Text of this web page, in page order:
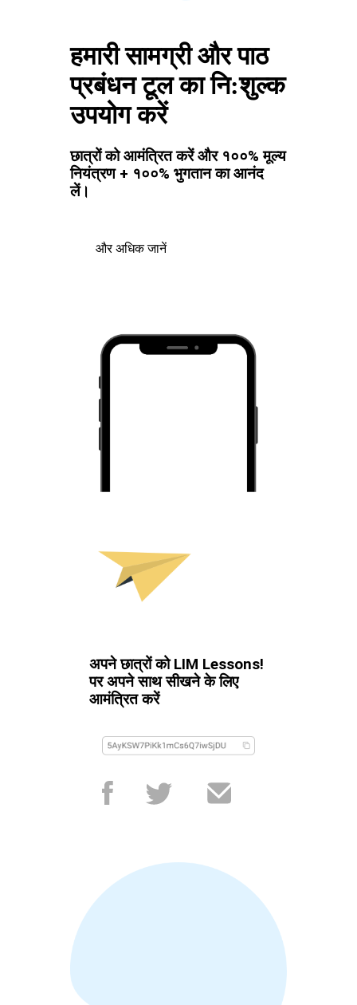
हमारी सामग्री और पाठ
प्रबंधन टूल का नि:शुल्क
उपयोग करें
छात्रों को आमंत्रित करें और १००% मूल्य
नियंत्रण + १००% भुगतान का आनंद
लें।
और अधिक जानें
अपने छात्रों को LIM Lessons!
पर अपने साथ सीखने के लिए
आमंत्रित करें